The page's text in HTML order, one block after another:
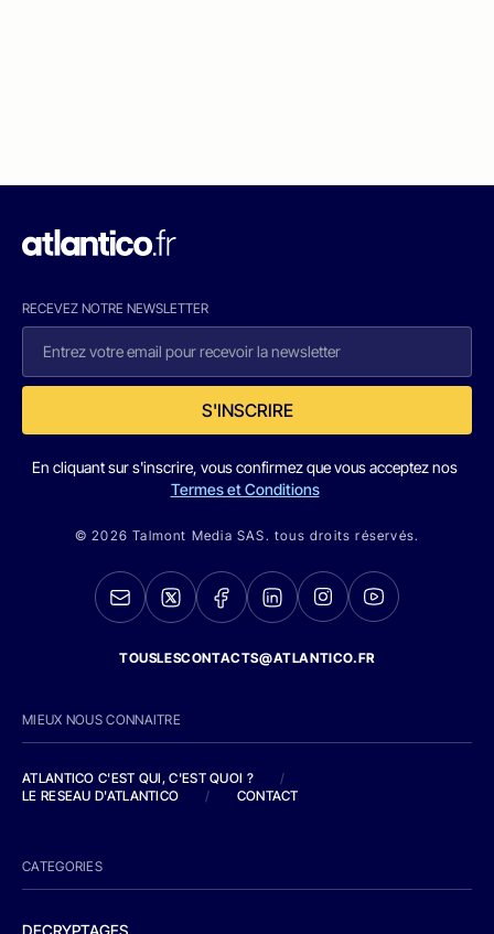
RECEVEZ NOTRE NEWSLETTER
S'INSCRIRE
En cliquant sur s'inscrire, vous confirmez que vous acceptez nos
Termes et Conditions
© 2026 Talmont Media SAS. tous droits réservés.
TOUSLESCONTACTS@ATLANTICO.FR
MIEUX NOUS CONNAITRE
ATLANTICO C'EST QUI, C'EST QUOI ?
/
LE RESEAU D'ATLANTICO
/ CONTACT
CATEGORIES
DECRYPTAGES